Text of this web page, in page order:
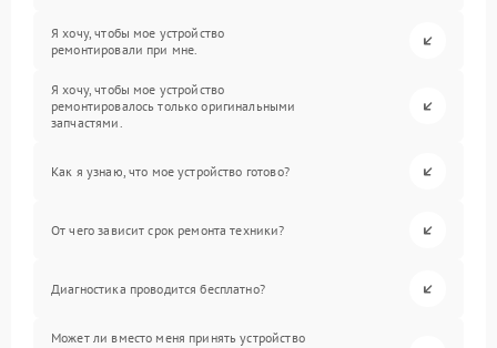
Я хочу, чтобы мое устройство
ремонтировали при мне.
Я хочу, чтобы мое устройство
ремонтировалось только оригинальными
запчастями.
Как я узнаю, что мое устройство готово?
От чего зависит срок ремонта техники?
Диагностика проводится бесплатно?
Может ли вместо меня принять устройство